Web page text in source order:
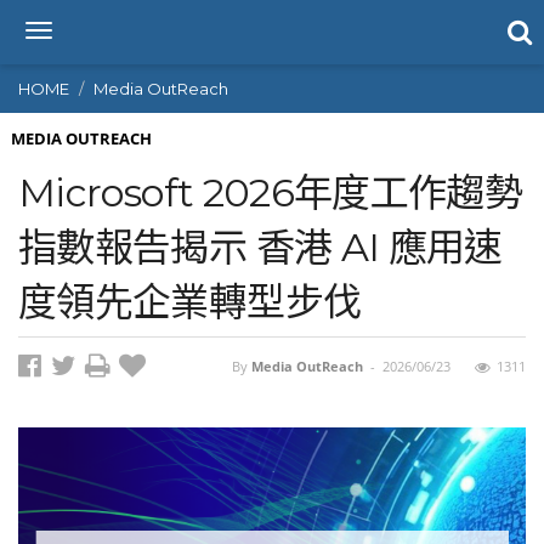
T
g
g
l
n
v
i
g
a
t
HOME Media OutReach
MEDIA OUTREACH
Microsoft 2026年度工作趨勢
指數報告揭示 香港 AI 應用速
度領先企業轉型步伐
By Media OutReach - 2026/06/23 1311